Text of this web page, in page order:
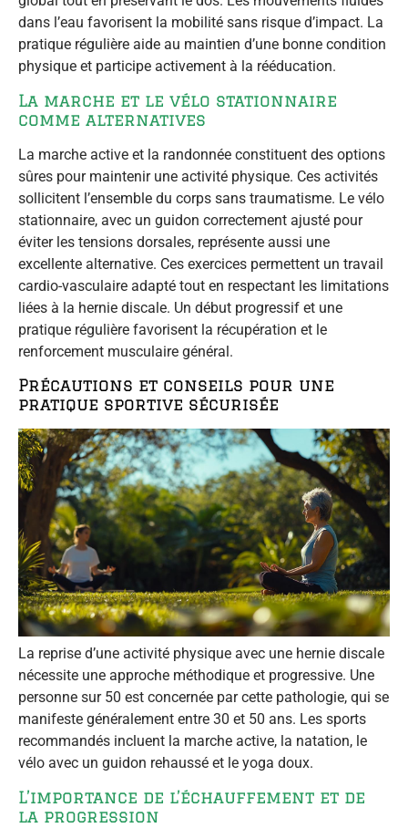
dans l’eau favorisent la mobilité sans risque d’impact. La
pratique régulière aide au maintien d’une bonne condition
physique et participe activement à la rééducation.
La marche et le vélo stationnaire
comme alternatives
La marche active et la randonnée constituent des options
sûres pour maintenir une activité physique. Ces activités
sollicitent l’ensemble du corps sans traumatisme. Le vélo
stationnaire, avec un guidon correctement ajusté pour
éviter les tensions dorsales, représente aussi une
excellente alternative. Ces exercices permettent un travail
cardio-vasculaire adapté tout en respectant les limitations
liées à la hernie discale. Un début progressif et une
pratique régulière favorisent la récupération et le
renforcement musculaire général.
Précautions et conseils pour une
pratique sportive sécurisée
La reprise d’une activité physique avec une hernie discale
nécessite une approche méthodique et progressive. Une
personne sur 50 est concernée par cette pathologie, qui se
manifeste généralement entre 30 et 50 ans. Les sports
recommandés incluent la marche active, la natation, le
vélo avec un guidon rehaussé et le yoga doux.
L’importance de l’échauffement et de
la progression